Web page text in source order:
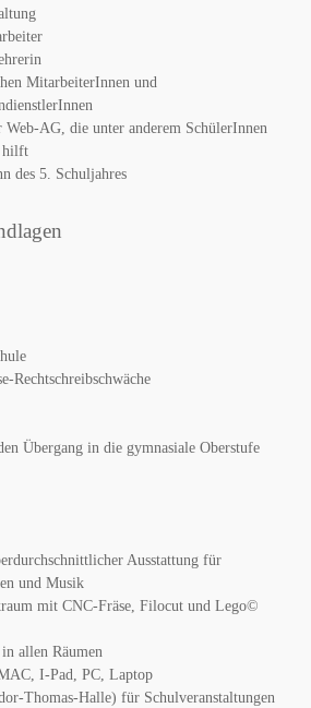
MitarbeiterInnen und
AG, die unter anderem SchülerInnen
hilft
des 5. Schuljahres
Rechtschreibschwäche
Übergang in die gymnasiale Oberstufe
Ausstattung für
und Musik
mit CNC-Fräse, Filocut und Lego©
allen Räumen
I-Pad, PC, Laptop
Thomas-Halle) für Schulveranstaltungen